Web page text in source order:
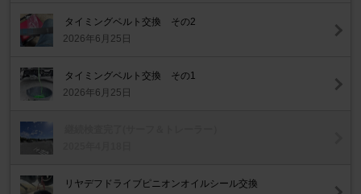
タイミングベルト交換 その2
2026年6月25日
タイミングベルト交換 その1
2026年6月25日
リヤデフドライブピニオンオイルシール交換